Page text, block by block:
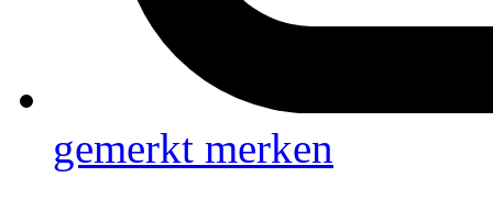
gemerkt merken